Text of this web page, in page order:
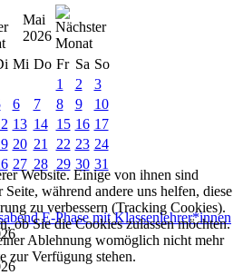
Mai
2026
Mi Do Fr Sa So
1
2
3
6 7 8 9
10
13 14 15 16 17
20 21 22 23 24
27 28 29 30 31
E-Phase mit Klassenlehrer*innen
Website. Einige von ihnen sind
während andere uns helfen, diese
zu verbessern (Tracking Cookies).
ob Sie die Cookies zulassen möchten.
Ablehnung womöglich nicht mehr
zur Verfügung stehen.